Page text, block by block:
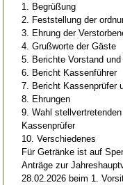
1. Begrüßung
2. Feststellung der
3. Ehrung der
4. Grußworte der Gäste
5. Berichte Vorstand
6. Bericht Kassenführer
7. Bericht Kassenprüfer
8. Ehrungen
9. Wahl
Kassenprüfer
10. Verschiedenes
Für Getränke ist auf
Anträge zur
28.02.2026 beim 1.